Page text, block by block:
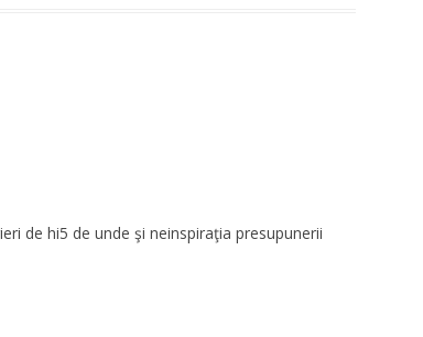
de hi5 de unde şi neinspiraţia presupunerii